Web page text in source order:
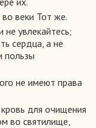
во веки Тот же.
увлекайтесь;
сердца, а не
пользы
не имеют права
для очищения
во святилище,